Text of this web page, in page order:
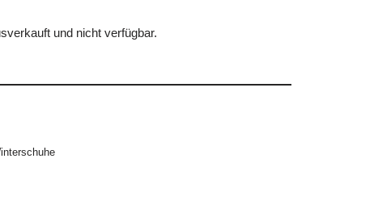
und nicht verfügbar.